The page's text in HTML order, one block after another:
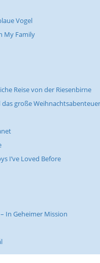
Vogel
My Family
Reise von der Riesenbirne
große Weihnachtsabenteuer
I’ve Loved Before
In Geheimer Mission